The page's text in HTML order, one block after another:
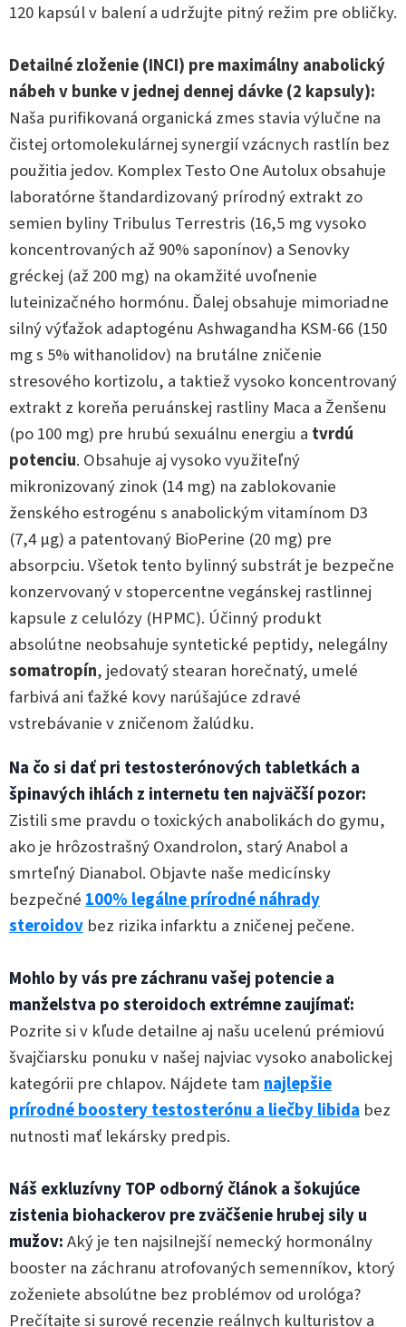
120 kapsúl v balení a udržujte pitný režim pre obličky.
Detailné zloženie (INCI) pre maximálny anabolický
nábeh v bunke v jednej dennej dávke (2 kapsuly):
Naša purifikovaná organická zmes stavia výlučne na
čistej ortomolekulárnej synergií vzácnych rastlín bez
použitia jedov. Komplex Testo One Autolux obsahuje
laboratórne štandardizovaný prírodný extrakt zo
semien byliny Tribulus Terrestris (16,5 mg vysoko
koncentrovaných až 90% saponínov) a Senovky
gréckej (až 200 mg) na okamžité uvoľnenie
luteinizačného hormónu. Ďalej obsahuje mimoriadne
silný výťažok adaptogénu Ashwagandha KSM-66 (150
mg s 5% withanolidov) na brutálne zničenie
stresového kortizolu, a taktiež vysoko koncentrovaný
extrakt z koreňa peruánskej rastliny Maca a Ženšenu
(po 100 mg) pre hrubú sexuálnu energiu a tvrdú
potenciu. Obsahuje aj vysoko využiteľný
mikronizovaný zinok (14 mg) na zablokovanie
ženského estrogénu s anabolickým vitamínom D3
(7,4 µg) a patentovaný BioPerine (20 mg) pre
absorpciu. Všetok tento bylinný substrát je bezpečne
konzervovaný v stopercentne vegánskej rastlinnej
kapsule z celulózy (HPMC). Účinný produkt
absolútne neobsahuje syntetické peptidy, nelegálny
somatropín, jedovatý stearan horečnatý, umelé
farbivá ani ťažké kovy narúšajúce zdravé
vstrebávanie v zničenom žalúdku.
Na čo si dať pri testosterónových tabletkách a
špinavých ihlách z internetu ten najväčší pozor:
Zistili sme pravdu o toxických anabolikách do gymu,
ako je hrôzostrašný Oxandrolon, starý Anabol a
smrteľný Dianabol. Objavte naše medicínsky
bezpečné100% legálne prírodné náhrady
steroidov bez rizika infarktu a zničenej pečene.
Mohlo by vás pre záchranu vašej potencie a
manželstva po steroidoch extrémne zaujímať:
Pozrite si v kľude detailne aj našu ucelenú prémiovú
švajčiarsku ponuku v našej najviac vysoko anabolickej
kategórii pre chlapov. Nájdete tamnajlepšie
prírodné boostery testosterónu a liečby libida bez
nutnosti mať lekársky predpis.
Náš exkluzívny TOP odborný článok a šokujúce
zistenia biohackerov pre zväčšenie hrubej sily u
mužov:Aký je ten najsilnejší nemecký hormonálny
booster na záchranu atrofovaných semenníkov, ktorý
zoženiete absolútne bez problémov od urológa?
Prečítajte si surové recenzie reálnych kulturistov a